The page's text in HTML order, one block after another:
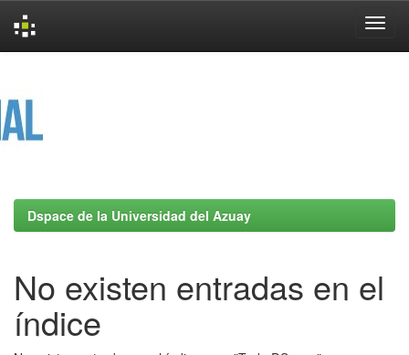
Dspace de la Universidad del Azuay
No existen entradas en el
índice